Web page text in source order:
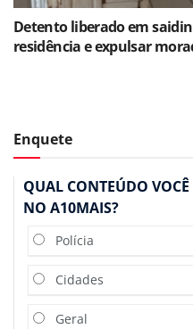
Detento liberado em
residência e expulsar
Enquete
QUAL CONTEÚDO
NO A10MAIS?
Polícia
Cidades
Geral